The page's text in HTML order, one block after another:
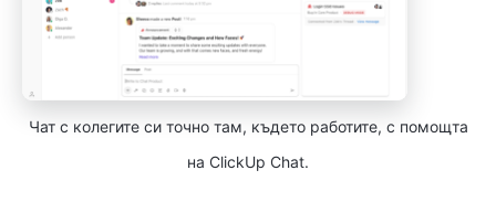
Чат с колегите си точно там, където работите, с помощта
на ClickUp Chat.